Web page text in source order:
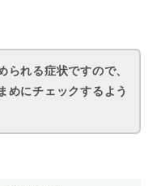
られる症状ですので、
めにチェックするよう